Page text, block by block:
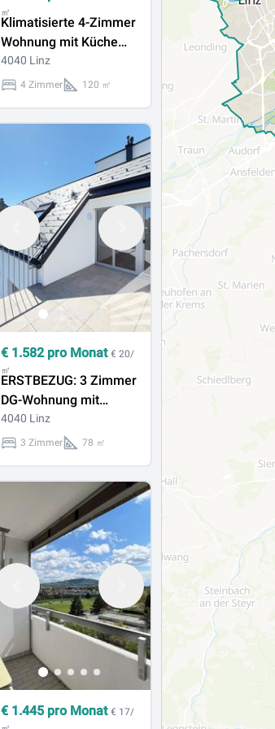
㎡
Klimatisierte 4-Zimmer
Wohnung mit Küche
Balkon in LINZ-
URFAHR!
4040 Linz
4 Zimmer 120 ㎡
€ 1.582pro Monat € 20/
㎡
ERSTBEZUG: 3 Zimmer
DG-Wohnung mit
großem Balkon in
Bestlage Urfahr
4040 Linz
3 Zimmer 78 ㎡
€ 1.445pro Monat € 17/